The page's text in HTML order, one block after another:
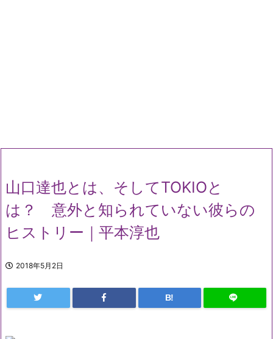
山口達也とは、そしてTOKIOと
は？ 意外と知られていない彼らの
ヒストリー｜平本淳也
2018年5月2日
B!